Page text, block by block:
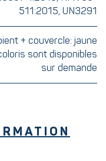
511:2015, UN3291
+ couvercle: jaune
sont disponibles
sur demande